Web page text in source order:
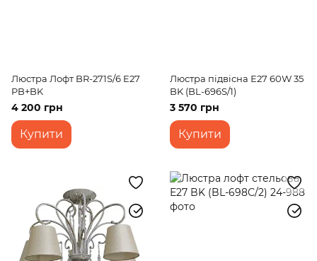
Люстра Лофт BR-271S/6 E27
PB+BK
4 200 грн
Купити
Люстра підвісна Е27 60W 35
BK (BL-696S/1)
3 570 грн
Купити